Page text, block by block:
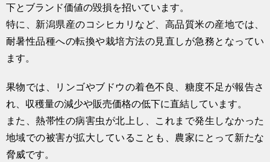
下とブランド価値の毀損を招いています。
特に、新潟県産のコシヒカリなど、高品質米の産地では、
耐暑性品種への転換や栽培方法の見直しが急務となってい
ます。
果物では、リンゴやブドウの着色不良、糖度不足が報告さ
れ、収穫量の減少や販売価格の低下に直結しています。
また、熱帯性の病害虫が北上し、これまで発生しなかった
地域での被害が拡大していることも、農家にとって新たな
脅威です。